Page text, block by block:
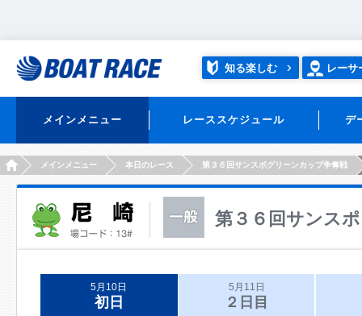
知る楽しむ レーサ
メインメニュー レーススケジュール デ
HOMEメインメニュー 本日のレース 第３６回サンスポグリーンカップ争奪戦
第３６回サンス
5月10日
初日
5月11日
２日目